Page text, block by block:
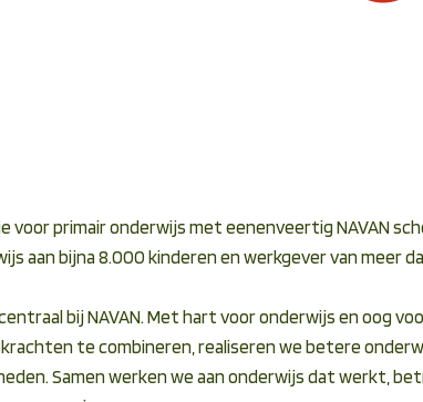
voor primair onderwijs met eenenveertig NAVAN
aan bijna 8.000 kinderen en werkgever van meer
bij NAVAN. Met hart voor onderwijs en oog
te combineren, realiseren we betere
Samen werken we aan onderwijs dat werkt,